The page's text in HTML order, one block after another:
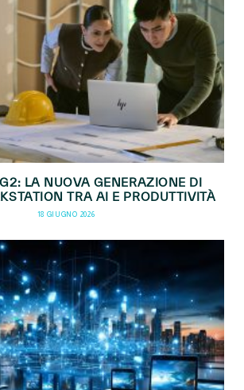
LA NUOVA GENERAZIONE DI
TRA AI E PRODUTTIVITÀ
18 GIUGNO 2026